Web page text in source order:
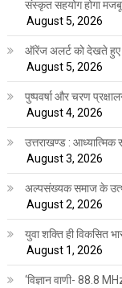
संस्कृत सहयोग होगा
August 5, 2026
ऑरेंज अलर्ट को देखते हुए
August 5, 2026
पुष्पवर्षा और चरण
August 4, 2026
उत्तराखण्ड : आध्यात्मिक
August 3, 2026
अल्पसंख्यक समाज के
August 2, 2026
युवा शक्ति ही विकसित
August 1, 2026
‘विज्ञान वाणी- 88.8